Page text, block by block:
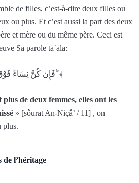
de filles, c’est-à-dire deux filles ou
ou plus. Et c’est aussi la part des deux
et mère ou du même père. Ceci est
Sa parole ta`ālā:
﴿ فَإِن كُنَّ نِسَاءً فَوْقَ اثْنَتَيْنِ فَلَهُنَّ ثُلُثَا مَا تَرَ‌كَ ۖ ﴾
plus de deux femmes, elles ont les
» [sôurat An-Niçâ’ / 11] , on
plus.
l’héritage